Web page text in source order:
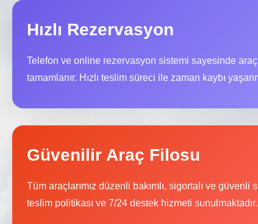
Hızlı Rezervasyon
Telefon ve online rezervasyon sistemi sayesinde
tamamlanır. Hızlı teslim süreci ile zaman kaybı
Güvenilir Araç Filosu
Tüm araçlarımız düzenli bakımlı, sigortalı ve
teslim politikası ve 7/24 destek hizmeti sunulmaktadır.